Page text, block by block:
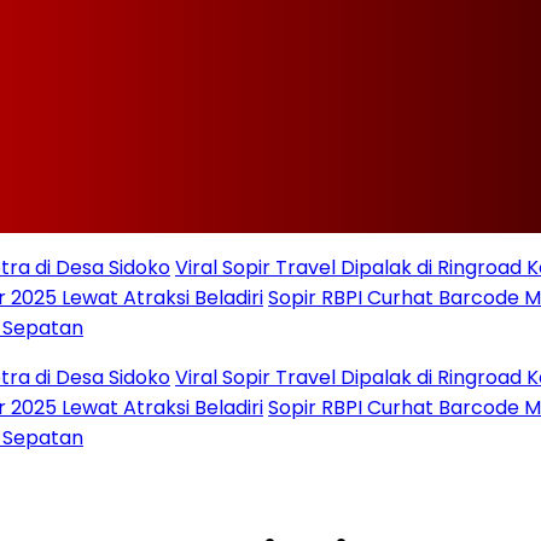
Sidoko Viral Sopir Travel Dipalak di Ringroad Kayu
Atraksi BeladiriSopir RBPI Curhat Barcode
Sidoko Viral Sopir Travel Dipalak di Ringroad Kayu
Atraksi BeladiriSopir RBPI Curhat Barcode